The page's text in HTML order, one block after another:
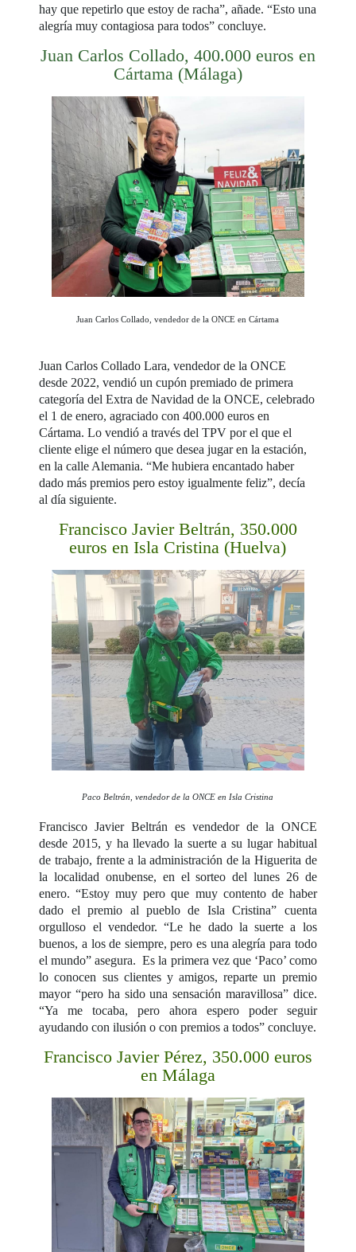
hay que repetirlo que estoy de racha”, añade. “Esto una
alegría muy contagiosa para todos” concluye.
Juan Carlos Collado, 400.000 euros en
Cártama (Málaga)
Juan Carlos Collado, vendedor de la ONCE en Cártama
Juan Carlos Collado Lara, vendedor de la ONCE
desde 2022, vendió un cupón premiado de primera
categoría del Extra de Navidad de la ONCE, celebrado
el 1 de enero, agraciado con 400.000 euros en
Cártama. Lo vendió a través del TPV por el que el
cliente elige el número que desea jugar en la estación,
en la calle Alemania. “Me hubiera encantado haber
dado más premios pero estoy igualmente feliz”, decía
al día siguiente.
Francisco Javier Beltrán, 350.000
euros en Isla Cristina (Huelva)
Paco Beltrán, vendedor de la ONCE en Isla Cristina
Francisco Javier Beltrán es vendedor de la ONCE
desde 2015, y ha llevado la suerte a su lugar habitual
de trabajo, frente a la administración de la Higuerita de
la localidad onubense, en el sorteo del lunes 26 de
enero. “Estoy muy pero que muy contento de haber
dado el premio al pueblo de Isla Cristina” cuenta
orgulloso el vendedor. “Le he dado la suerte a los
buenos, a los de siempre, pero es una alegría para todo
el mundo” asegura. Es la primera vez que ‘Paco’ como
lo conocen sus clientes y amigos, reparte un premio
mayor “pero ha sido una sensación maravillosa” dice.
“Ya me tocaba, pero ahora espero poder seguir
ayudando con ilusión o con premios a todos” concluye.
Francisco Javier Pérez, 350.000 euros
en Málaga